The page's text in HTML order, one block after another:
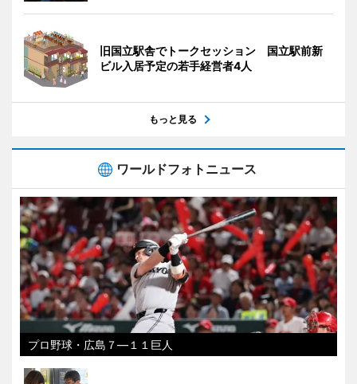
旧国立駅舎でトークセッション 国立駅前新
ビル入居予定の若手経営者4人
もっと見る
ワールドフォトニュース
プロ野球・広島７―１１巨人